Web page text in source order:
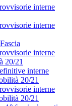
interne
interne
interne
20/21
interne
20/21
interne
20/21